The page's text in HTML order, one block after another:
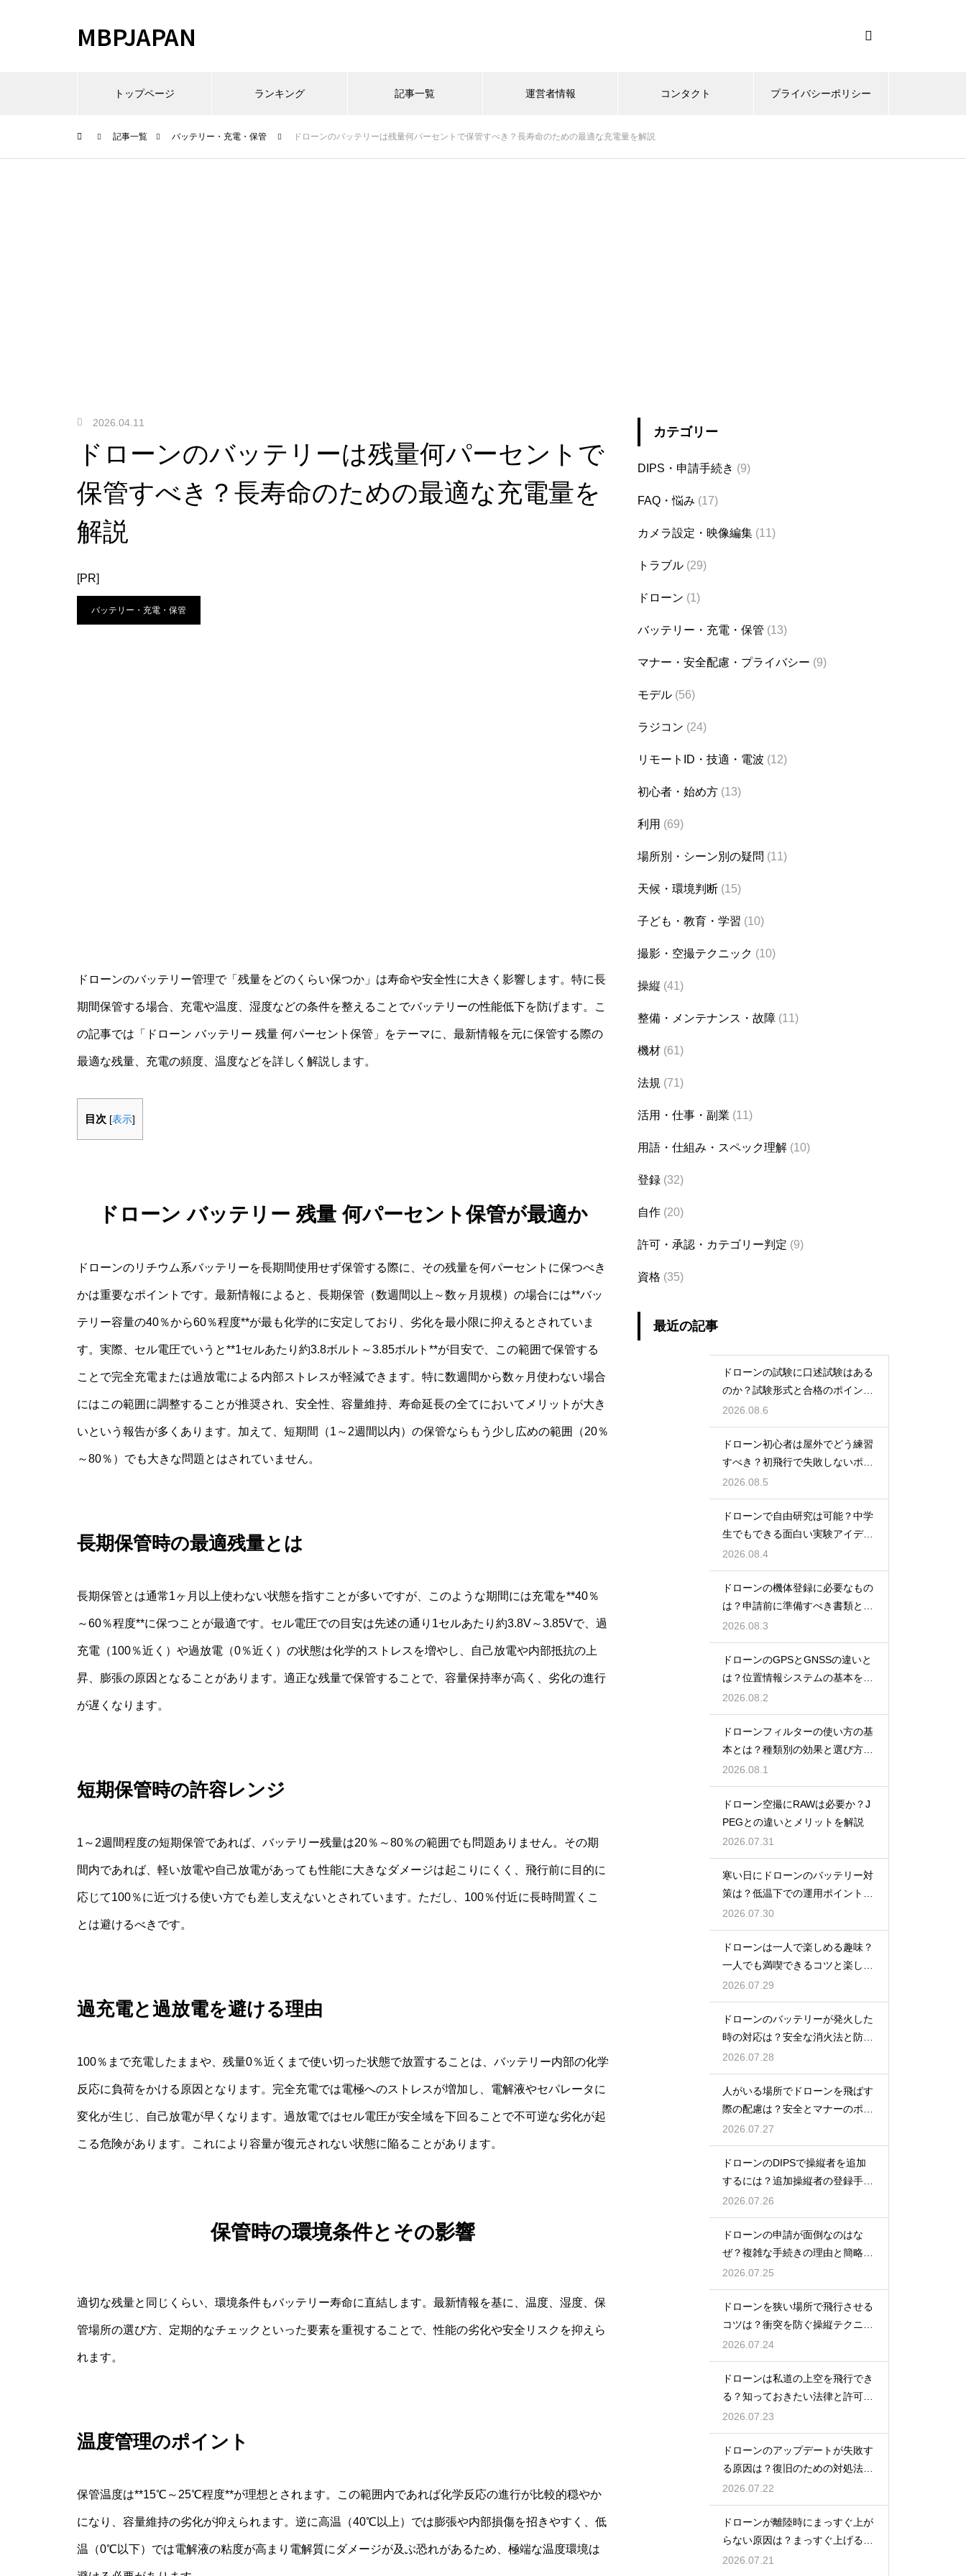
MBPJAPAN
トップページ ランキング 記事一覧 運営者情報 コンタクト プライバシーポリシー
記事一覧 バッテリー・充電・保管 ドローンのバッテリーは残量何パーセントで保管すべき？長寿命のための最適な充電量を解説
2026.04.11
ドローンのバッテリーは残量何パーセントで
保管すべき？長寿命のための最適な充電量を
解説
[PR]
バッテリー・充電・保管
ドローンのバッテリー管理で「残量をどのくらい保つか」は寿命や安全性に大きく影響します。特に長
期間保管する場合、充電や温度、湿度などの条件を整えることでバッテリーの性能低下を防げます。こ
の記事では「ドローン バッテリー 残量 何パーセント保管」をテーマに、最新情報を元に保管する際の
最適な残量、充電の頻度、温度などを詳しく解説します。
目次 [表示]
ドローン バッテリー 残量 何パーセント保管が最適か
ドローンのリチウム系バッテリーを長期間使用せず保管する際に、その残量を何パーセントに保つべき
かは重要なポイントです。最新情報によると、長期保管（数週間以上～数ヶ月規模）の場合には**バッ
テリー容量の40％から60％程度**が最も化学的に安定しており、劣化を最小限に抑えるとされていま
す。実際、セル電圧でいうと**1セルあたり約3.8ボルト～3.85ボルト**が目安で、この範囲で保管する
ことで完全充電または過放電による内部ストレスが軽減できます。特に数週間から数ヶ月使わない場合
にはこの範囲に調整することが推奨され、安全性、容量維持、寿命延長の全てにおいてメリットが大き
いという報告が多くあります。加えて、短期間（1～2週間以内）の保管ならもう少し広めの範囲（20％
～80％）でも大きな問題とはされていません。
長期保管時の最適残量とは
長期保管とは通常1ヶ月以上使わない状態を指すことが多いですが、このような期間には充電を**40％
～60％程度**に保つことが最適です。セル電圧での目安は先述の通り1セルあたり約3.8V～3.85Vで、過
充電（100％近く）や過放電（0％近く）の状態は化学的ストレスを増やし、自己放電や内部抵抗の上
昇、膨張の原因となることがあります。適正な残量で保管することで、容量保持率が高く、劣化の進行
が遅くなります。
短期保管時の許容レンジ
1～2週間程度の短期保管であれば、バッテリー残量は20％～80％の範囲でも問題ありません。その期
間内であれば、軽い放電や自己放電があっても性能に大きなダメージは起こりにくく、飛行前に目的に
応じて100％に近づける使い方でも差し支えないとされています。ただし、100％付近に長時間置くこ
とは避けるべきです。
過充電と過放電を避ける理由
100％まで充電したままや、残量0％近くまで使い切った状態で放置することは、バッテリー内部の化学
反応に負荷をかける原因となります。完全充電では電極へのストレスが増加し、電解液やセパレータに
変化が生じ、自己放電が早くなります。過放電ではセル電圧が安全域を下回ることで不可逆な劣化が起
こる危険があります。これにより容量が復元されない状態に陥ることがあります。
保管時の環境条件とその影響
適切な残量と同じくらい、環境条件もバッテリー寿命に直結します。最新情報を基に、温度、湿度、保
管場所の選び方、定期的なチェックといった要素を重視することで、性能の劣化や安全リスクを抑えら
れます。
温度管理のポイント
保管温度は**15℃～25℃程度**が理想とされます。この範囲内であれば化学反応の進行が比較的穏やか
になり、容量維持の劣化が抑えられます。逆に高温（40℃以上）では膨張や内部損傷を招きやすく、低
温（0℃以下）では電解液の粘度が高まり電解質にダメージが及ぶ恐れがあるため、極端な温度環境は
カテゴリー
DIPS・申請手続き (9)
FAQ・悩み (17)
カメラ設定・映像編集 (11)
トラブル (29)
ドローン (1)
バッテリー・充電・保管 (13)
マナー・安全配慮・プライバシー (9)
モデル (56)
ラジコン (24)
リモートID・技適・電波 (12)
初心者・始め方 (13)
利用 (69)
場所別・シーン別の疑問 (11)
天候・環境判断 (15)
子ども・教育・学習 (10)
撮影・空撮テクニック (10)
操縦 (41)
整備・メンテナンス・故障 (11)
機材 (61)
法規 (71)
活用・仕事・副業 (11)
用語・仕組み・スペック理解 (10)
登録 (32)
自作 (20)
許可・承認・カテゴリー判定 (9)
資格 (35)
最近の記事
ドローンの試験に口述試験はある
のか？試験形式と合格のポイント
を解説
2026.08.6
ドローン初心者は屋外でどう練習
すべき？初飛行で失敗しないポイ
ント
2026.08.5
ドローンで自由研究は可能？中学
生でもできる面白い実験アイデア
を紹介
2026.08.4
ドローンの機体登録に必要なもの
は？申請前に準備すべき書類と情
報
2026.08.3
ドローンのGPSとGNSSの違いと
は？位置情報システムの基本を解
説
2026.08.2
ドローンフィルターの使い方の基
本とは？種類別の効果と選び方を
解説
2026.08.1
ドローン空撮にRAWは必要か？J
PEGとの違いとメリットを解説
2026.07.31
寒い日にドローンのバッテリー対
策は？低温下での運用ポイントと
注意点
2026.07.30
ドローンは一人で楽しめる趣味？
一人でも満喫できるコツと楽しみ
方
2026.07.29
ドローンのバッテリーが発火した
時の対応は？安全な消火法と防止
策を解説
2026.07.28
人がいる場所でドローンを飛ばす
際の配慮は？安全とマナーのポイ
ント
2026.07.27
ドローンのDIPSで操縦者を追加
するには？追加操縦者の登録手順
を解説
2026.07.26
ドローンの申請が面倒なのはな
ぜ？複雑な手続きの理由と簡略化
の動向
2026.07.25
ドローンを狭い場所で飛行させる
コツは？衝突を防ぐ操縦テクニッ
クを解説
2026.07.24
ドローンは私道の上空を飛行でき
る？知っておきたい法律と許可の
ルール
2026.07.23
ドローンのアップデートが失敗す
る原因は？復旧のための対処法を
解説
2026.07.22
ドローンが離陸時にまっすぐ上が
らない原因は？まっすぐ上げるた
めのコツを解説
2026.07.21